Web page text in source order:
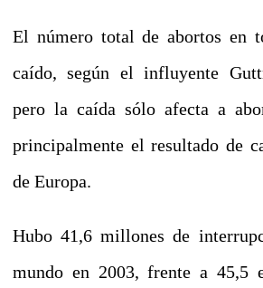
El número total de abortos en
caído, según el influyente
pero la caída sólo afecta a
principalmente el resultado de
de Europa.
Hubo 41,6 millones de
mundo en 2003, frente a 45,5